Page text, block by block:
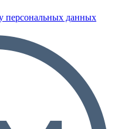
персональных данных